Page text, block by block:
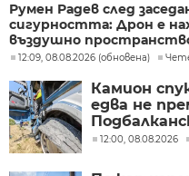
Румен Радев след
сигурността: Дрон е
въздушно
12:09, 08.08.2026 (обновена)
Камион
едва не
12:00, 08.08.2026